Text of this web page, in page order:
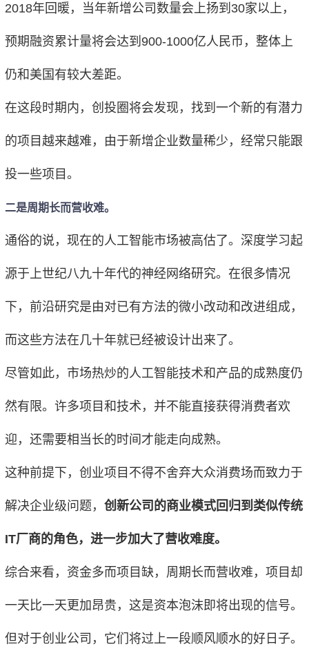
2018年回暖，当年新增公司数量会上扬到30家以上，
预期融资累计量将会达到900-1000亿人民币，整体上
仍和美国有较大差距。
在这段时期内，创投圈将会发现，找到一个新的有潜力
的项目越来越难，由于新增企业数量稀少，经常只能跟
投一些项目。
二是周期长而营收难。
通俗的说，现在的人工智能市场被高估了。深度学习起
源于上世纪八九十年代的神经网络研究。在很多情况
下，前沿研究是由对已有方法的微小改动和改进组成，
而这些方法在几十年就已经被设计出来了。
尽管如此，市场热炒的人工智能技术和产品的成熟度仍
然有限。许多项目和技术，并不能直接获得消费者欢
迎，还需要相当长的时间才能走向成熟。
这种前提下，创业项目不得不舍弃大众消费场而致力于
解决企业级问题， 创新公司的商业模式回归到类似传统
IT厂商的角色，进一步加大了营收难度。
综合来看，资金多而项目缺，周期长而营收难，项目却
一天比一天更加昂贵，这是资本泡沫即将出现的信号。
但对于创业公司，它们将过上一段顺风顺水的好日子。